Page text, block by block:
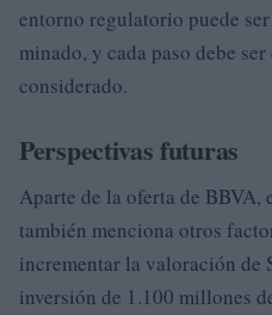
entorno regulatorio puede
minado, y cada paso debe
considerado.
Perspectivas futuras
Aparte de la oferta de
también menciona otros
incrementar la valoración de
inversión de 1.100 millones